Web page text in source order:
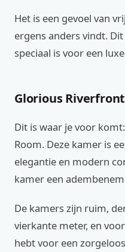
Het is een gevoel van
ergens anders vindt.
speciaal is voor een
Glorious
Dit is waar je voor
Room. Deze kamer is
elegantie en modern
kamer een
De kamers zijn ruim,
vierkante meter, en
hebt voor een